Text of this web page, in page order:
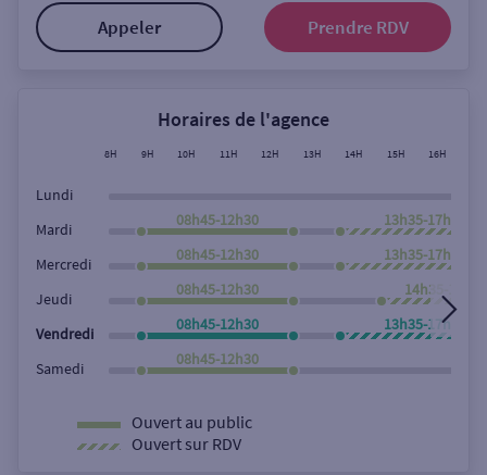
ou
Rue
Rechercher
Appeler Prendre RDV
Horaires de l'agence
8H 9H 10H 11H 12H 13H 14H 15H 16H
Lundi
Mardi
08h45-12h30 13h35-17h45
Mercredi
08h45-12h30 13h35-17h45
Jeudi
08h45-12h30 14h35-17h45
Vendredi
08h45-12h30 13h35-17h45
Samedi
08h45-12h30
Ouvert au public
Ouvert sur RDV